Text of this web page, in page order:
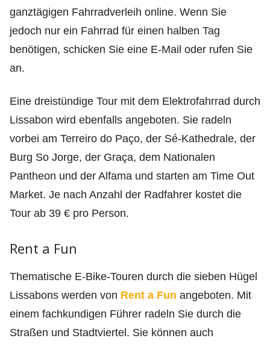
ganztägigen Fahrradverleih online. Wenn Sie
jedoch nur ein Fahrrad für einen halben Tag
benötigen, schicken Sie eine E-Mail oder rufen Sie
an.
Eine dreistündige Tour mit dem Elektrofahrrad durch
Lissabon wird ebenfalls angeboten. Sie radeln
vorbei am Terreiro do Paço, der Sé-Kathedrale, der
Burg So Jorge, der Graça, dem Nationalen
Pantheon und der Alfama und starten am Time Out
Market. Je nach Anzahl der Radfahrer kostet die
Tour ab 39 € pro Person.
Rent a Fun
Thematische E-Bike-Touren durch die sieben Hügel
Lissabons werden von Rent a Fun angeboten. Mit
einem fachkundigen Führer radeln Sie durch die
Straßen und Stadtviertel. Sie können auch